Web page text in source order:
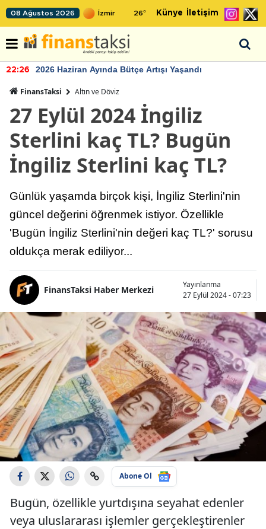
08 Ağustos 2026 26° Künye İletişim
22:26 2026 Haziran Ayında Bütçe Artışı Yaşandı
FinansTaksi Altın ve Döviz
27 Eylül 2024 İngiliz
Sterlini kaç TL? Bugün
İngiliz Sterlini kaç TL?
Günlük yaşamda birçok kişi, İngiliz Sterlini'nin
güncel değerini öğrenmek istiyor. Özellikle
'Bugün İngiliz Sterlini'nin değeri kaç TL?' sorusu
oldukça merak ediliyor...
FinansTaksi Haber Merkezi
Yayınlanma
27 Eylül 2024 - 07:23
Abone Ol
Bugün, özellikle yurtdışına seyahat edenler
veya uluslararası işlemler gerçekleştirenler